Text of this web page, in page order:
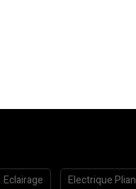
Eclairage Electrique